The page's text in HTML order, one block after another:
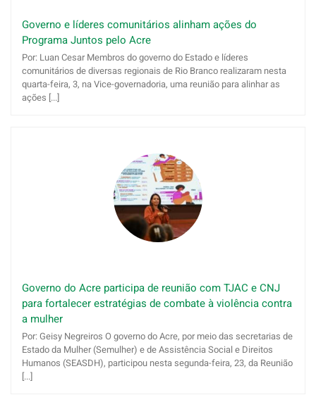
Governo e líderes comunitários alinham ações do
Programa Juntos pelo Acre
Por: Luan Cesar Membros do governo do Estado e líderes
comunitários de diversas regionais de Rio Branco realizaram nesta
quarta-feira, 3, na Vice-governadoria, uma reunião para alinhar as
ações [...]
Governo do Acre participa de reunião com TJAC e CNJ
para fortalecer estratégias de combate à violência contra
a mulher
Por: Geisy Negreiros O governo do Acre, por meio das secretarias de
Estado da Mulher (Semulher) e de Assistência Social e Direitos
Humanos (SEASDH), participou nesta segunda-feira, 23, da Reunião
[...]